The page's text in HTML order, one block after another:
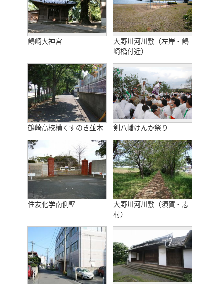
鶴崎大神宮
大野川河川敷（左岸・鶴
崎橋付近）
鶴崎高校横くすのき並木 剣八幡けんか祭り
住友化学南側壁
大野川河川敷（須賀・志
村）